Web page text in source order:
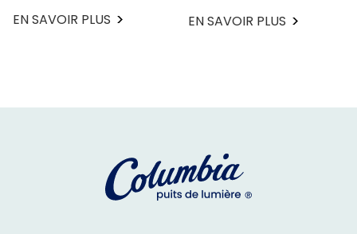
EN SAVOIR PLUS
EN SAVOIR PLUS